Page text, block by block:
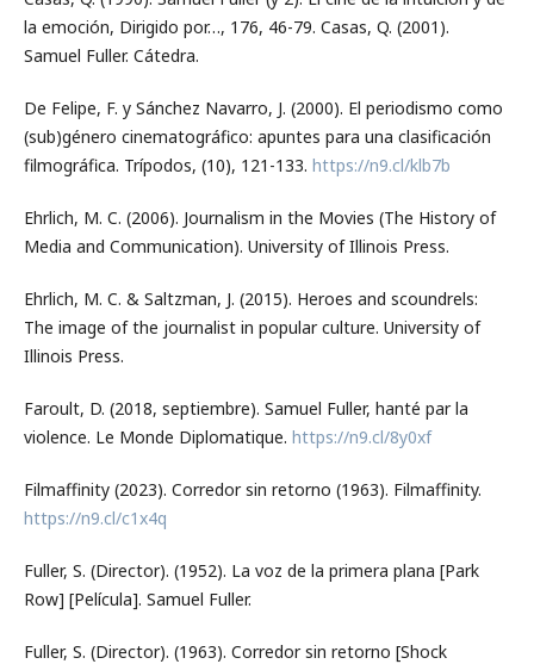
la emoción, Dirigido por…, 176, 46-79. Casas, Q. (2001).
Samuel Fuller. Cátedra.
De Felipe, F. y Sánchez Navarro, J. (2000). El periodismo como
(sub)género cinematográfico: apuntes para una clasificación
filmográfica. Trípodos, (10), 121-133. https://n9.cl/klb7b
Ehrlich, M. C. (2006). Journalism in the Movies (The History of
Media and Communication). University of Illinois Press.
Ehrlich, M. C. & Saltzman, J. (2015). Heroes and scoundrels:
The image of the journalist in popular culture. University of
Illinois Press.
Faroult, D. (2018, septiembre). Samuel Fuller, hanté par la
violence. Le Monde Diplomatique. https://n9.cl/8y0xf
Filmaffinity (2023). Corredor sin retorno (1963). Filmaffinity.
https://n9.cl/c1x4q
Fuller, S. (Director). (1952). La voz de la primera plana [Park
Row] [Película]. Samuel Fuller.
Fuller, S. (Director). (1963). Corredor sin retorno [Shock